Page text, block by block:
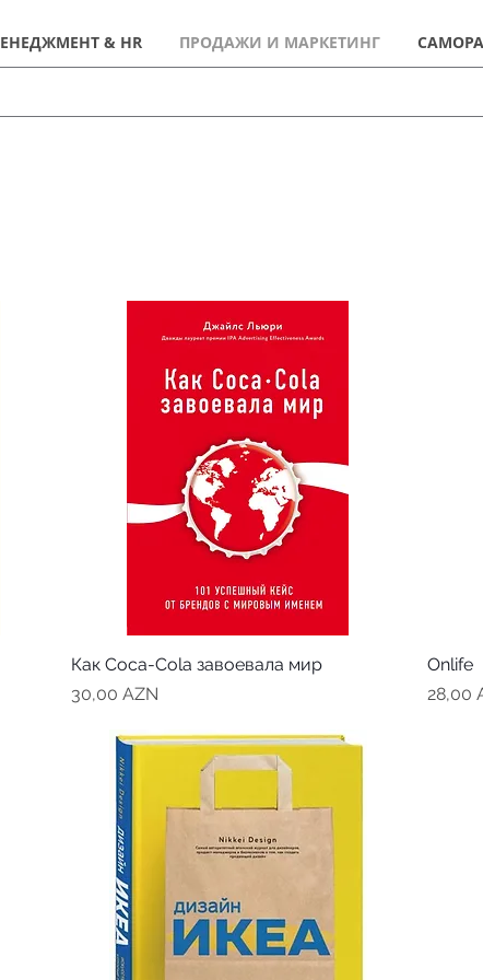
& HR ПРОДАЖИ И МАРКЕТИНГ
Как Coca-Cola завоевала мир
Цена
30,00 AZN
Onlife
Цена
28,00